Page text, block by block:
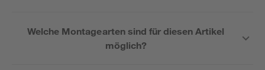
Welche Montagearten sind für diesen Artikel
möglich?